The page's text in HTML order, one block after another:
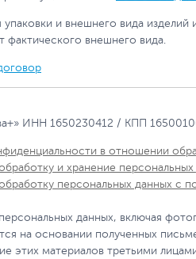
упаковки и внешнего вида
фактического внешнего вида.
ИНН 1650230412 / КПП
в отношении
и хранение персональных
персональных данных с
данных, включая
на основании полученных
этих материалов третьими